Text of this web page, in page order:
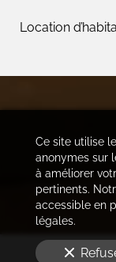
Location
Ce site utilise
anonymes sur
à améliorer
pertinents.
accessible en
légales.